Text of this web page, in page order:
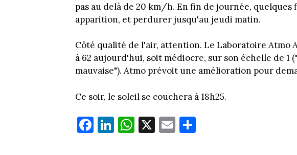
pas au delà de 20 km/h. En fin de journée,
apparition, et perdurer jusqu'au jeudi matin.
Côté qualité de l'air, attention. Le Laboratoire Atmo
à 62 aujourd'hui, soit médiocre, sur son échelle de 1
mauvaise"). Atmo prévoit une amélioration pour
Ce soir, le soleil se couchera à 18h25.
Fa
ce
Li
nk
W
ha
X E
m